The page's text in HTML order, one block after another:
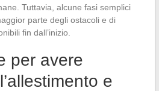
Tuttavia, alcune fasi semplici
parte degli ostacoli e di
fin dall’inizio.
per avere
e